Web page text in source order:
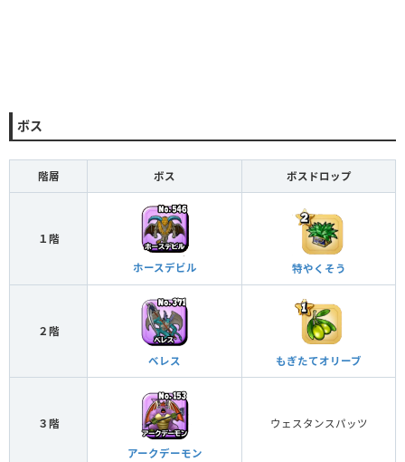
ボス
階層 ボス ボスドロップ
１階
ホースデビル 特やくそう
２階
ベレス もぎたてオリーブ
３階
アークデーモン
ウェスタンスパッツ